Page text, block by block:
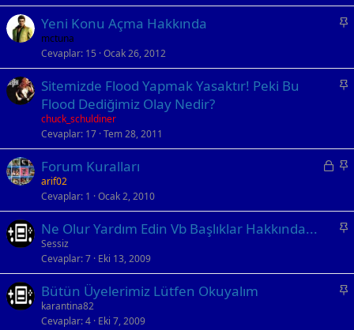
i
tS
i
t
Yeni Konu Açma Hakkında
mctuna
Cevaplar 15 Ocak 26, 2012
S
t
Sitemizde Flood Yapmak Yasaktır! Peki Bu
Flood Dediğimiz Olay Nedir?
chuck_schuldiner
Cevaplar 17 Tem 28, 2011
K
i
S
i
t
Forum Kuralları
arif02
Cevaplar 1 Ocak 2, 2010
S
i
t
Ne Olur Yardım Edin Vb Başlıklar Hakkında...
Sessiz
Cevaplar 7 Eki 13, 2009
S
Bütün Üyelerimiz Lütfen Okuyalım
karantina82
Cevaplar 4 Eki 7, 2009